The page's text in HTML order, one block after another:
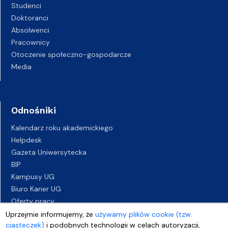
Uprzejmie informujemy, żeużywamy plików cookie (tzw.
ciasteczek) i podobnych technologii w celach autoryzacji,
Studenci
Doktoranci
Absolwenci
Pracownicy
Otoczenie społeczno-gospodarcze
Media
Odnośniki
Kalendarz roku akademickiego
Helpdesk
Gazeta Uniwersytecka
BIP
Kampusy UG
Biuro Karier UG
Oferty pracy
Deklaracja dostępności